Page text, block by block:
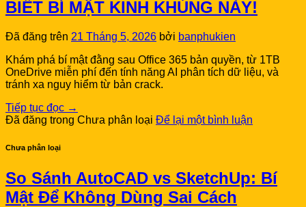
BIẾT BÍ MẬT KINH KHỦNG NÀY!
Đã đăng trên 21 Tháng 5, 2026 bởi banphukien
Khám phá bí mật đằng sau Office 365 bản quyền, từ 1TB
OneDrive miễn phí đến tính năng AI phân tích dữ liệu, và
tránh xa nguy hiểm từ bản crack.
Tiếp tục đọc →
Đã đăng trong Chưa phân loại Để lại một bình luận
Chưa phân loại
So Sánh AutoCAD vs SketchUp: Bí
Mật Để Không Dùng Sai Cách